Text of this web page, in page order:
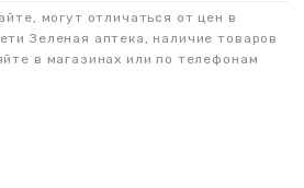
могут отличаться от цен в
Зеленая аптека, наличие товаров
в магазинах или по телефонам